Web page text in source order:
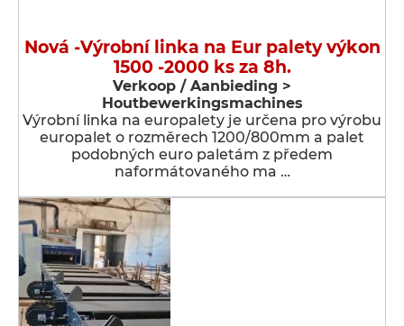
Nová -Výrobní linka na Eur palety výkon
1500 -2000 ks za 8h.
Verkoop / Aanbieding >
Houtbewerkingsmachines
Výrobní linka na europalety je určena pro výrobu
europalet o rozměrech 1200/800mm a palet
podobných euro paletám z předem
naformátovaného ma …